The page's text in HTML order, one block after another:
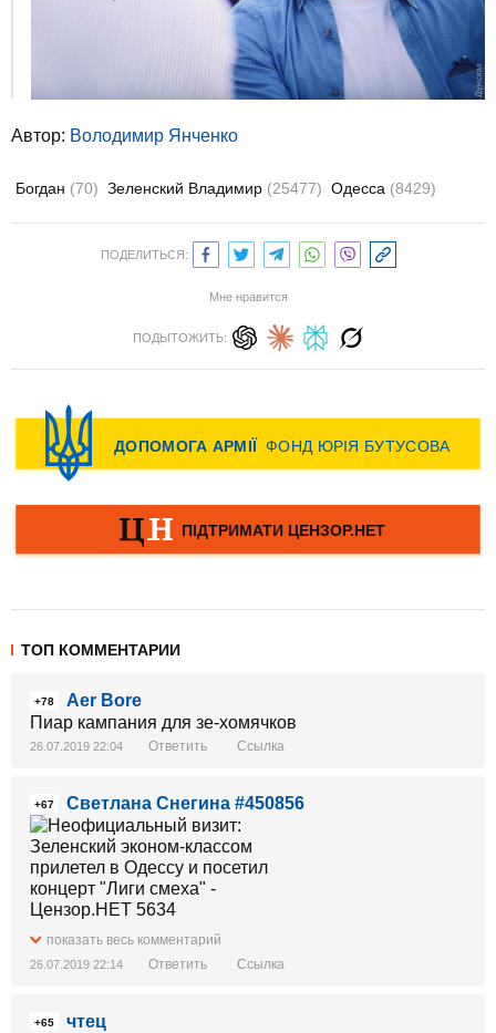
Автор: Володимир Янченко
Богдан (70) Зеленский Владимир (25477) Одесса (8429)
ПОДЕЛИТЬСЯ:
Мне нравится
ПОДЫТОЖИТЬ:
ТОП КОММЕНТАРИИ
+78
Aer Bore
Пиар кампания для зе-хомячков
26.07.2019 22:04 Ответить Ссылка
+67 Светлана Снегина #450856
показать весь комментарий
26.07.2019 22:14 Ответить Ссылка
+65
чтец